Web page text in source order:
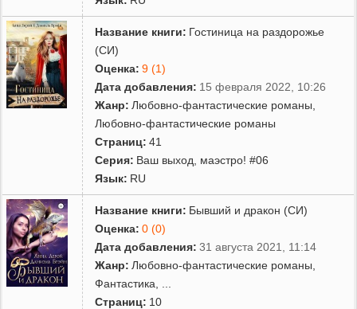
Название книги: Гостиница на раздорожье
(СИ)
Оценка: 9 (1)
Дата добавления: 15 февраля 2022, 10:26
Жанр: Любовно-фантастические романы
Любовно-фантастические романы
Страниц: 41
Серия: Ваш выход, маэстро! #06
Язык: RU
Название книги: Бывший и дракон (СИ)
Оценка: 0 (0)
Дата добавления: 31 августа 2021, 11:14
Жанр: Любовно-фантастические романы
Фантастика
Страниц: 10